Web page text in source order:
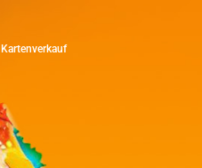
Kartenverkauf